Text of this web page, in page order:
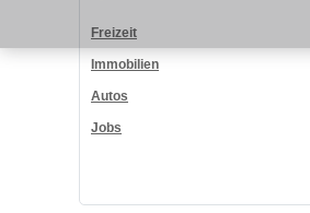
Freizeit
Immobilien
Autos
Jobs